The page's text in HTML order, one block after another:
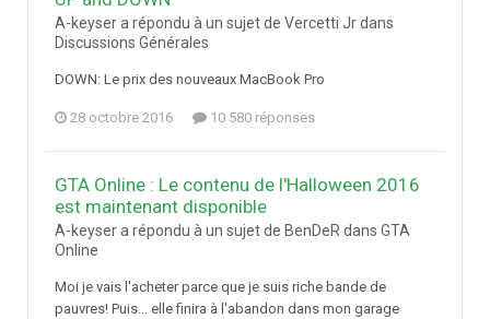
A-keyser a répondu à un sujet de Vercetti Jr dans
Discussions Générales
DOWN: Le prix des nouveaux MacBook Pro
28 octobre 2016 10 580 réponses
GTA Online : Le contenu de l'Halloween 2016
est maintenant disponible
A-keyser a répondu à un sujet de BenDeR dans GTA
Online
Moi je vais l'acheter parce que je suis riche bande de
pauvres! Puis... elle finira à l'abandon dans mon garage